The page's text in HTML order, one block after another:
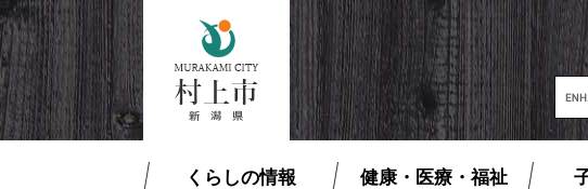
ペ
ー
ジ
の
先
頭
メ
ニ
ュ
ー
を
飛
G
o
o
くらしの情報 健康・医療・福祉